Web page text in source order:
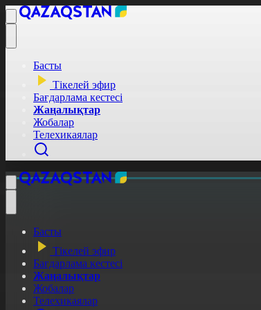
Басты
Тікелей эфир
Бағдарлама кестесі
Жаңалықтар
Жобалар
Телехикаялар
Басты
Тікелей эфир
Бағдарлама кестесі
Жаңалықтар
Жобалар
Телехикаялар